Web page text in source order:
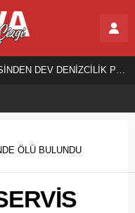
DEV DENİZCİLİK PROJESİ!
ÖLÜ BULUNDU